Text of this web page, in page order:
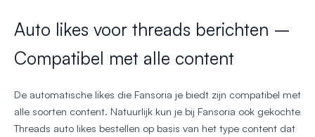
Auto likes voor threads berichten –
Compatibel met alle content
De automatische likes die Fansoria je biedt zijn compatibel met
alle soorten content. Natuurlijk kun je bij Fansoria ook gekochte
Threads auto likes bestellen op basis van het type content dat